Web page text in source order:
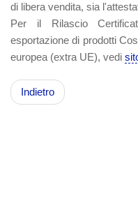
di libera vendita, sia
Per il Rilascio
esportazione di prodotti
europea (extra UE), vedi
Indietro